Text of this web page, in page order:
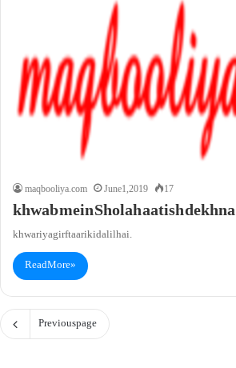
maqbooliya.com June 1, 2019 17
khwab mein Sholah aatish dekhna
khwari ya girftaari ki dalil hai.
Read More »
Previous page